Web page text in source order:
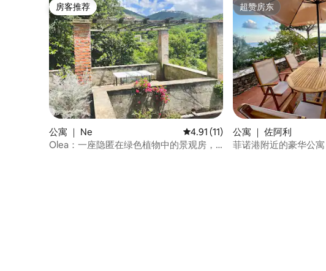
房客推荐
房客推荐
公寓 ｜ Ne 平均评分 4.91 分（满分 5 分），共
4.91 (11)
Olea：一座隐匿在绿色植物中的景观房，
超赞房东
超赞房东
公寓 ｜ 佐阿利
菲诺港附近的豪华公寓